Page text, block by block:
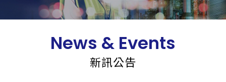
News & Events
新訊公告